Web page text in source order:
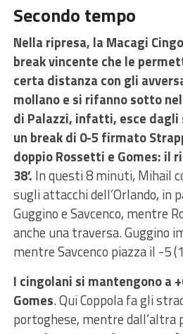
Secondo tempo
Nella ripresa, la Macagi
break vincente che le
certa distanza con gli
mollano e si rifanno sotto
di Palazzi, infatti, esce
un break di 0-5 firmato
doppio Rossetti e Gomes: il
38’. In questi 8 minuti, Mihail
sugli attacchi dell’Orlando, in
Guggino e Savcenco, mentre
anche una traversa. Guggino
mentre Savcenco piazza il -5
I cingolani si mantengono a
Gomes. Qui Coppola fa gli
portoghese, mentre dall’altra